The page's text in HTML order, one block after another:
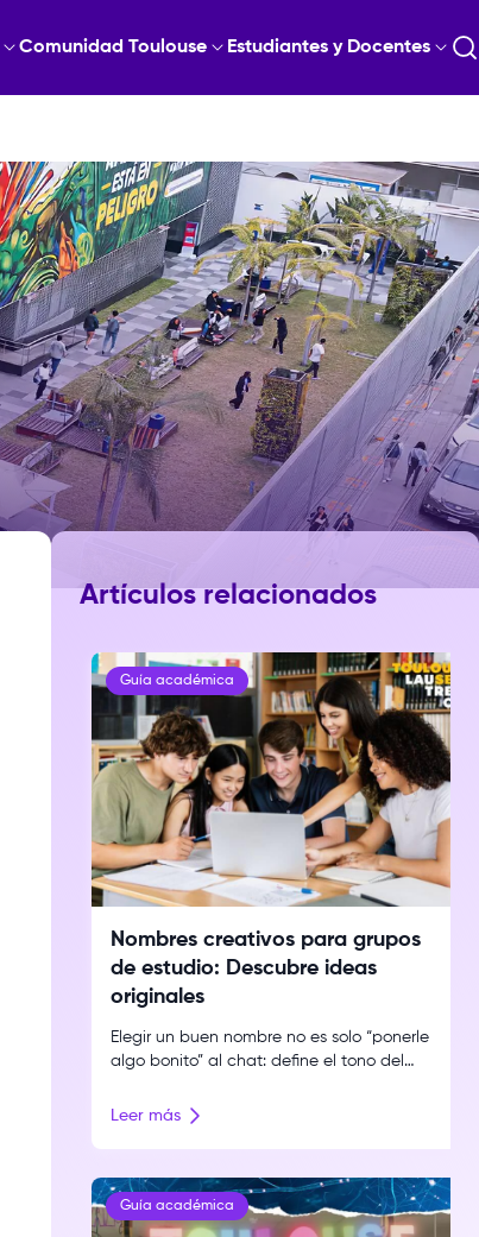
Comunidad Toulouse Estudiantes y Docentes
Artículos relacionados
Guía académica
Nombres creativos para grupos
de estudio: Descubre ideas
originales
Elegir un buen nombre no es solo “ponerle
algo bonito” al chat: define el tono del
refuerza el sentido de pertenencia. Aquí
y minimalistas), por audiencia (juveniles,
universitarios y de colegio) y por idioma.
También incluimos fórmulas para crear […]
Leer más
Guía académica